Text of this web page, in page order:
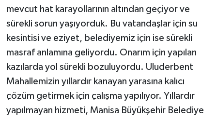
mevcut hat karayollarının altından geçiyor ve
sürekli sorun yaşıyorduk. Bu vatandaşlar için su
kesintisi ve eziyet, belediyemiz için ise sürekli
masraf anlamına geliyordu. Onarım için yapılan
kazılarda yol sürekli bozuluyordu. Uluderbent
Mahallemizin yıllardır kanayan yarasına kalıcı
çözüm getirmek için çalışma yapılıyor. Yıllardır
yapılmayan hizmeti, Manisa Büyükşehir Belediye